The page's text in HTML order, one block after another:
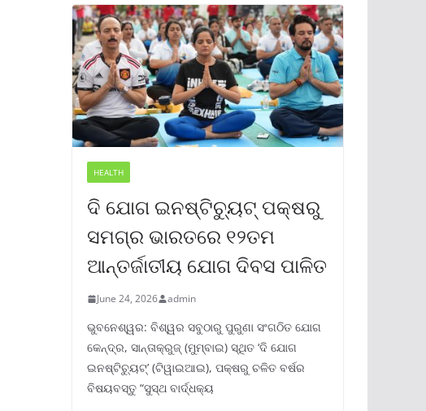
HEALTH
ଦି ଯୋଗ ଇନଷ୍ଟିଚ୍ୟୁଟ୍ ପକ୍ଷରୁ
ସମଗ୍ର ଭାରତରେ ୧୨ତମ
ଆନ୍ତର୍ଜାତୀୟ ଯୋଗ ଦିବସ ପାଳିତ
June 24, 2026 admin
ଭୁବନେଶ୍ୱର: ବିଶ୍ୱର ସବୁଠାରୁ ପୁରୁଣା ସଂଗଠିତ ଯୋଗ
କେନ୍ଦ୍ର, ସାନ୍ତାକ୍ରୁଜ୍ (ମୁମ୍ବାଇ) ସ୍ଥିତ ‘ଦି ଯୋଗ
ଇନଷ୍ଟିଚ୍ୟୁଟ୍‌’ (ଟିୱାଇଆଇ), ପକ୍ଷରୁ ଚଳିତ ବର୍ଷର
ବିଷୟବସ୍ତୁ “ସୁସ୍ଥ ବାର୍ଦ୍ଧକ୍ୟ